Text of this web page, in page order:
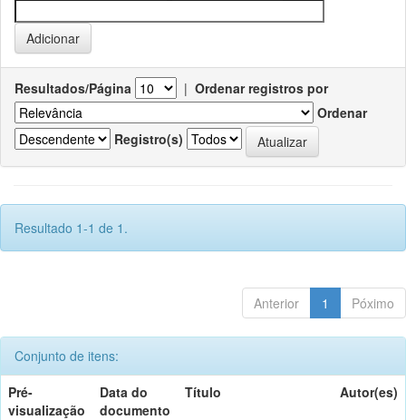
Resultados/Página | Ordenar registros por
Ordenar
Registro(s)
Resultado 1-1 de 1.
Anterior 1 Póximo
Conjunto de itens:
Pré-
visualização
Data do
documento
Título Autor(es)